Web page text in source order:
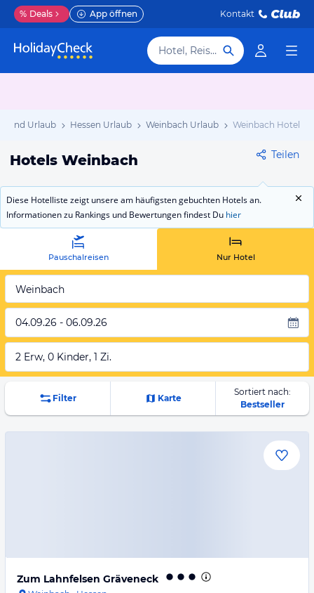
% Deals App öffnen Kontakt
Hotel, Reiseziel
Urlaub Hessen Urlaub Weinbach Urlaub Weinbach Hotels
Hotels Weinbach Teilen
Diese Hotelliste zeigt unsere am häufigsten gebuchten Hotels an.
Informationen zu Rankings und Bewertungen findest Du hier
Pauschalreisen Nur Hotel
Weinbach
04.09.26 - 06.09.26
2 Erw, 0 Kinder, 1 Zi.
Filter Karte
Sortiert nach:
Bestseller
Zum Lahnfelsen Gräveneck